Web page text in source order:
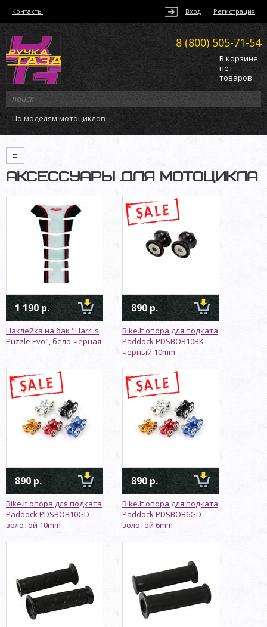
Вход Регистрация
Контакты
8 (800) 505-71-54
В корзине
нет
товаров
По моделям мотоциклов
≡
АКСЕССУАРЫ ДЛЯ МОТОЦИКЛА
1 190 р.
Наклейка на бак "Harri's
Puzzle Evo", бело-черная
890 р.
Bike.It опора для подката
Paddock PDSBOB10BK
черный 10mm
890 р.
Bike.It опора для подката
Paddock PDSBOB10GD
золотой 10mm
890 р.
Bike.It опора для подката
Paddock PDSBOB6GD
золотой 6mm